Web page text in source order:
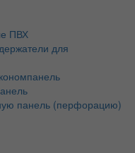
ПВХ
для
панель (перфорацию)